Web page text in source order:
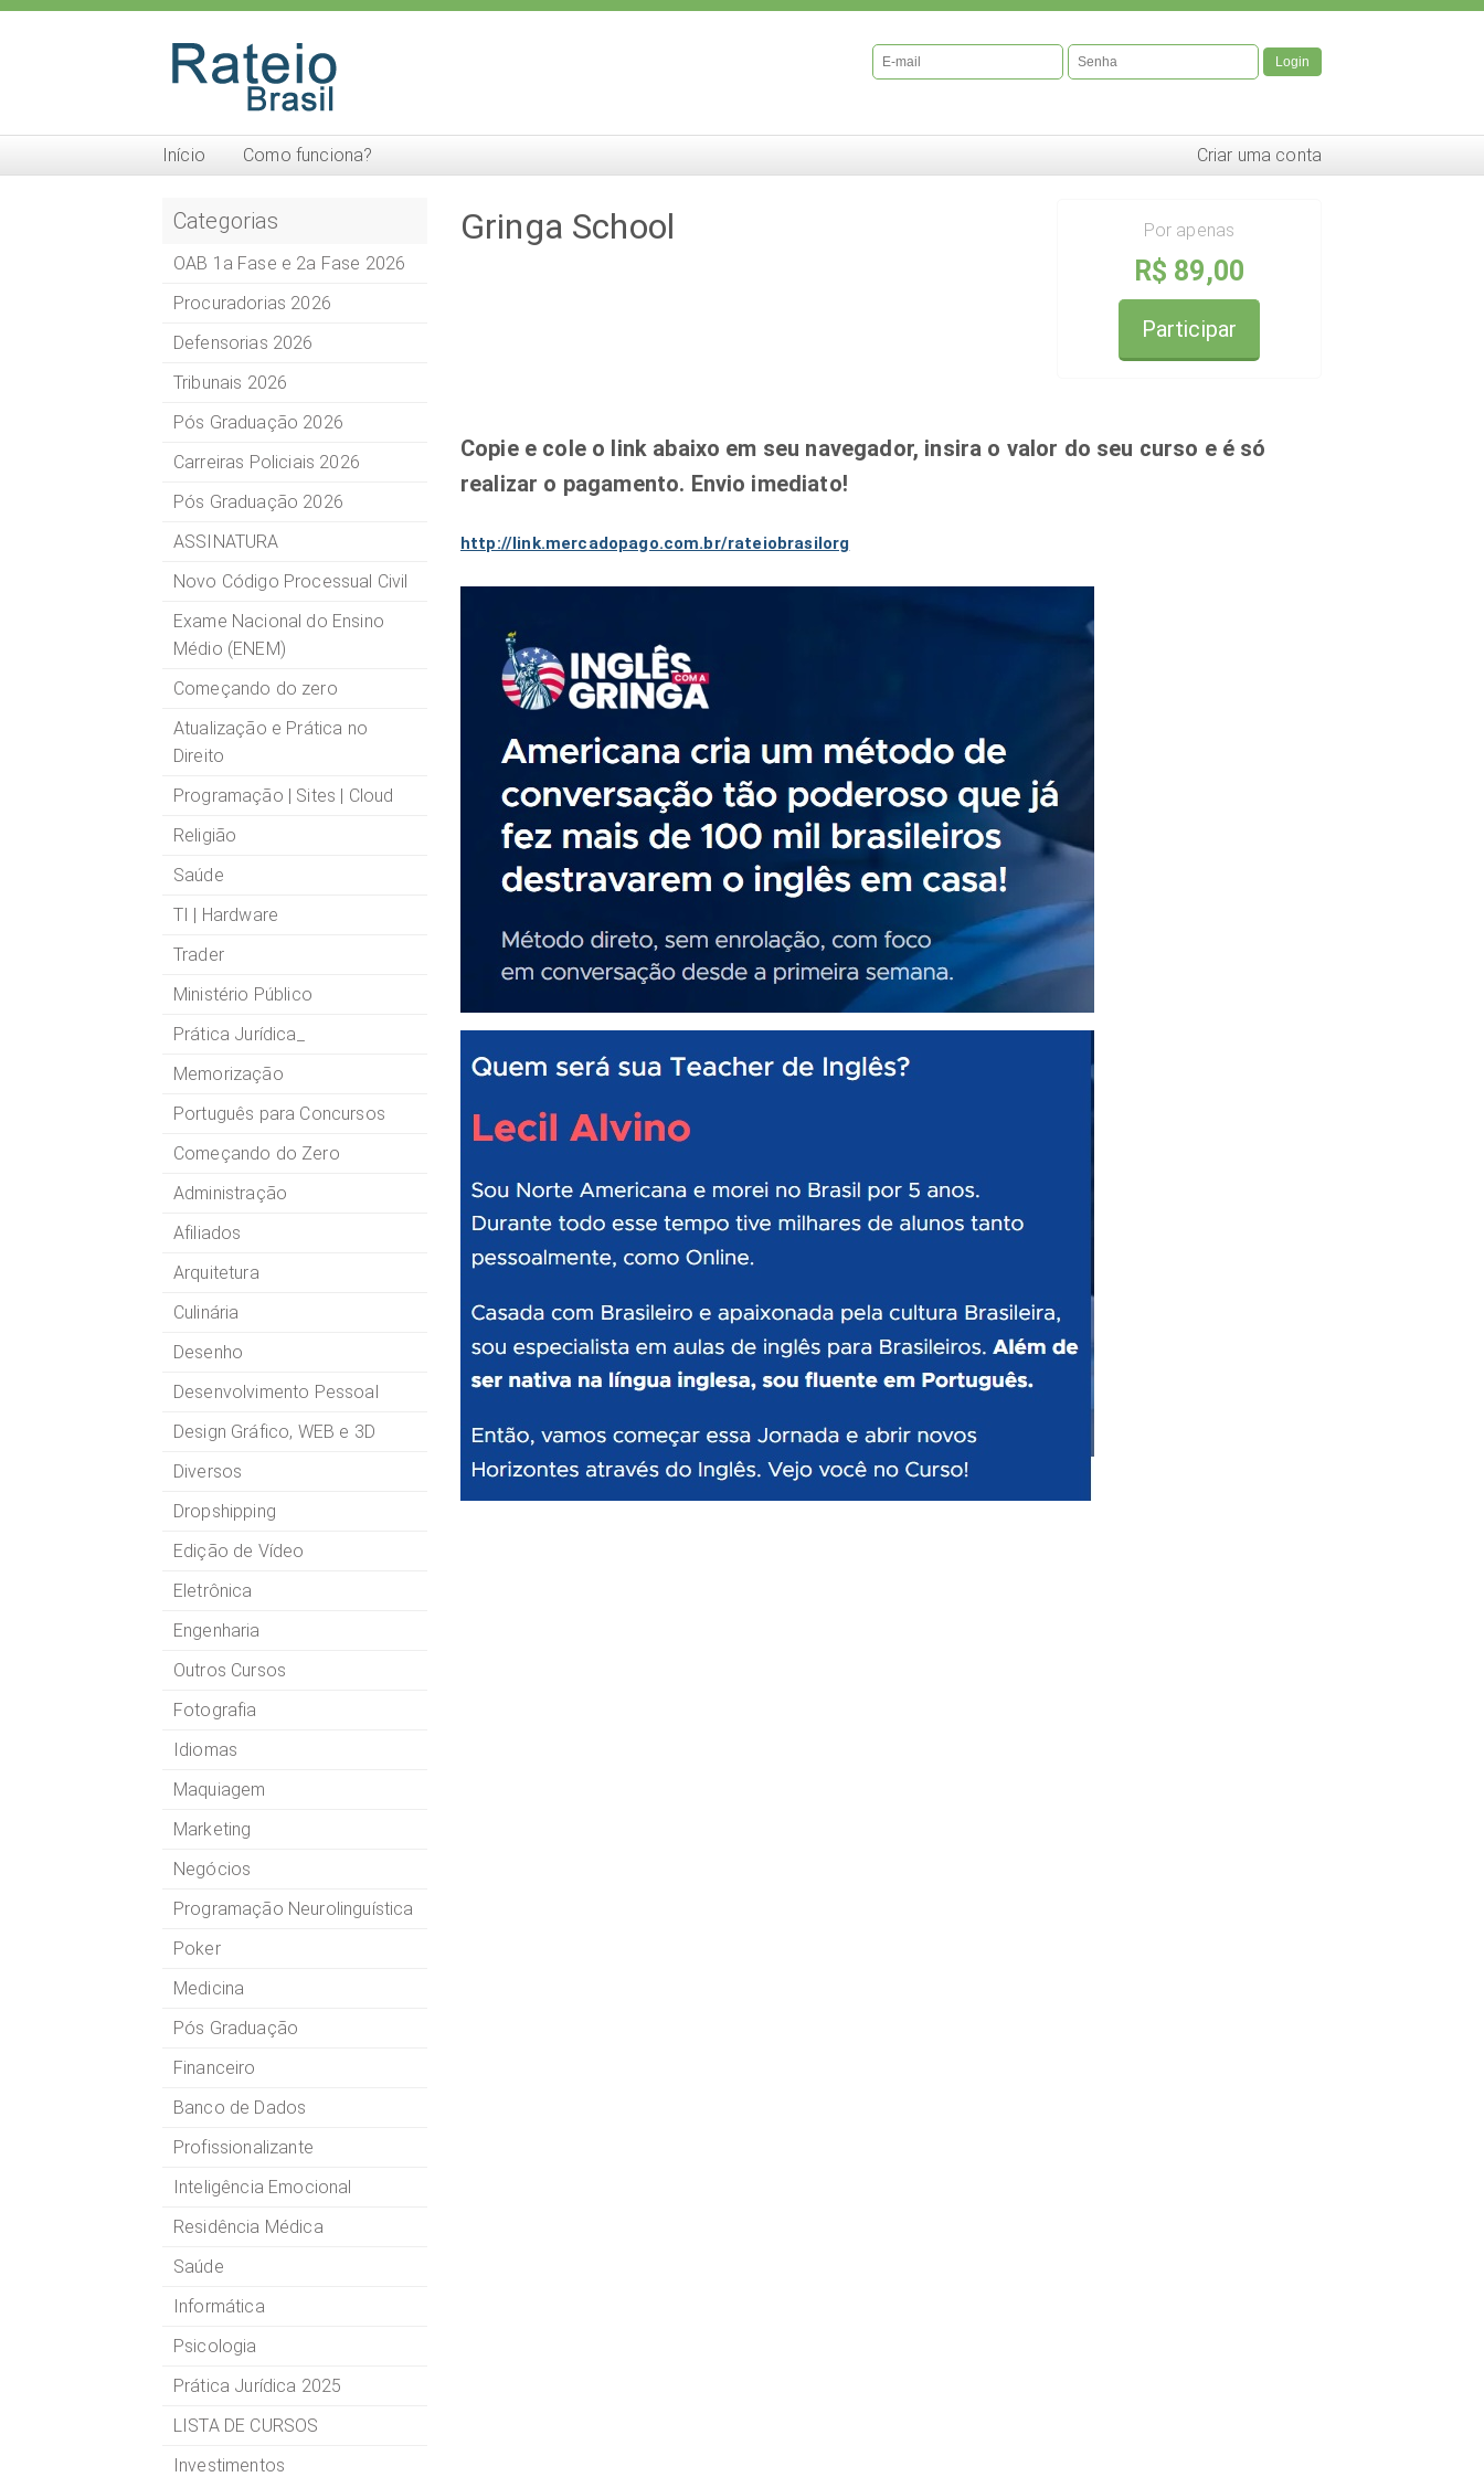
Login
Início Como funciona? Criar uma conta
Categorias
OAB 1a Fase e 2a Fase 2026
Procuradorias 2026
Defensorias 2026
Tribunais 2026
Pós Graduação 2026
Carreiras Policiais 2026
Pós Graduação 2026
ASSINATURA
Novo Código Processual Civil
Exame Nacional do Ensino
Médio (ENEM)
Começando do zero
Atualização e Prática no
Direito
Programação | Sites | Cloud
Religião
Saúde
TI | Hardware
Trader
Ministério Público
Prática Jurídica_
Memorização
Português para Concursos
Começando do Zero
Administração
Afiliados
Arquitetura
Culinária
Desenho
Desenvolvimento Pessoal
Design Gráfico, WEB e 3D
Diversos
Dropshipping
Edição de Vídeo
Eletrônica
Engenharia
Outros Cursos
Fotografia
Idiomas
Maquiagem
Marketing
Negócios
Programação Neurolinguística
Poker
Medicina
Pós Graduação
Financeiro
Banco de Dados
Profissionalizante
Inteligência Emocional
Residência Médica
Saúde
Informática
Psicologia
Prática Jurídica 2025
LISTA DE CURSOS
Investimentos
Gringa School Por apenas
R$ 89,00
Participar
Copie e cole o link abaixo em seu navegador, insira o valor do seu curso e é só
realizar o pagamento. Envio imediato!
http://link.mercadopago.com.br/rateiobrasilorg